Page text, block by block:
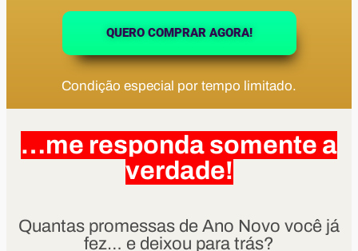
QUERO COMPRAR AGORA!
Condição especial por tempo limitado.
…me responda somente a
verdade!
Quantas promessas de Ano Novo você já
fez… e deixou para trás?